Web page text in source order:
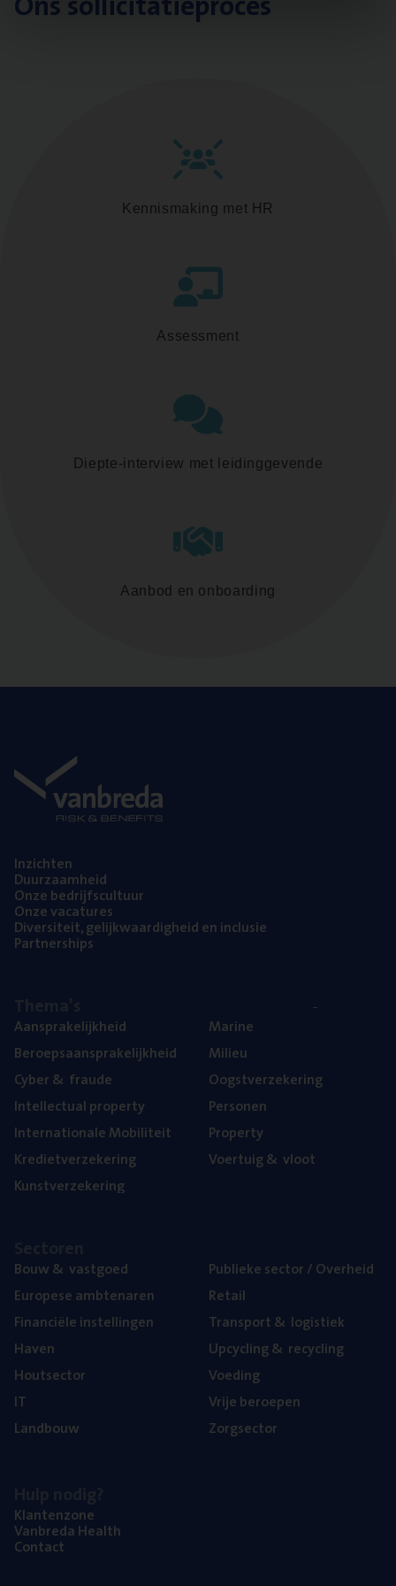
Kennismaking met HR
Assessment
Diepte-interview met leidinggevende
Aanbod en onboarding
Inzich­ten
Duur­zaam­heid
Onze bedrijfs­cul­tuur
Onze vaca­tu­res
Diver­si­teit, gelijk­waar­dig­heid en inclusie
Part­ner­ships
Aan­spra­ke­lijk­heid
Beroeps­aan­spra­ke­lijk­heid
Cyber& fraude
Intel­lec­tu­al property
Inter­na­ti­o­na­le Mobiliteit
Kre­diet­ver­ze­ke­ring
Kunst­ver­ze­ke­ring
Mari­ne
Mili­eu
Oogst­ver­ze­ke­ring
Per­so­nen
Pro­per­ty
Voer­tuig& vloot
Bouw& vastgoed
Euro­pe­se ambtenaren
Finan­ci­ë­le instellingen
Haven
Hout­sec­tor
IT
Land­bouw
Publie­ke sec­tor / Overheid
Retail
Trans­port& logistiek
Upcy­cling& recycling
Voe­ding
Vrije beroe­pen
Zorg­sec­tor
Klan­ten­zo­ne
Van­b­re­da Health
Con­tact